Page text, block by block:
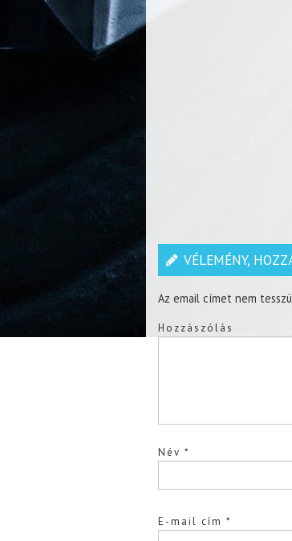
VÉLEMÉNY,
Az email címet nem
Hozzászólás
Név *
E-mail cím *